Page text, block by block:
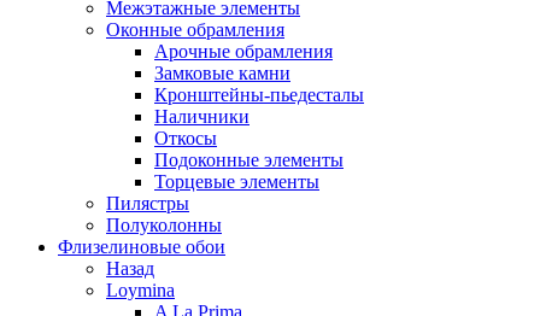
Межэтажные элементы
Оконные обрамления
Арочные обрамления
Замковые камни
Кронштейны-пьедесталы
Наличники
Откосы
Подоконные элементы
Торцевые элементы
Пилястры
Полуколонны
Флизелиновые обои
Назад
Loymina
A La Prima